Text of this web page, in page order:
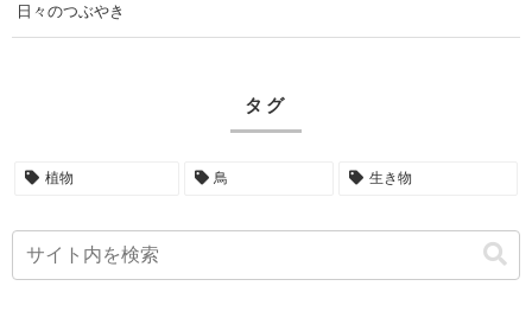
日々のつぶやき
タグ
植物 鳥 生き物